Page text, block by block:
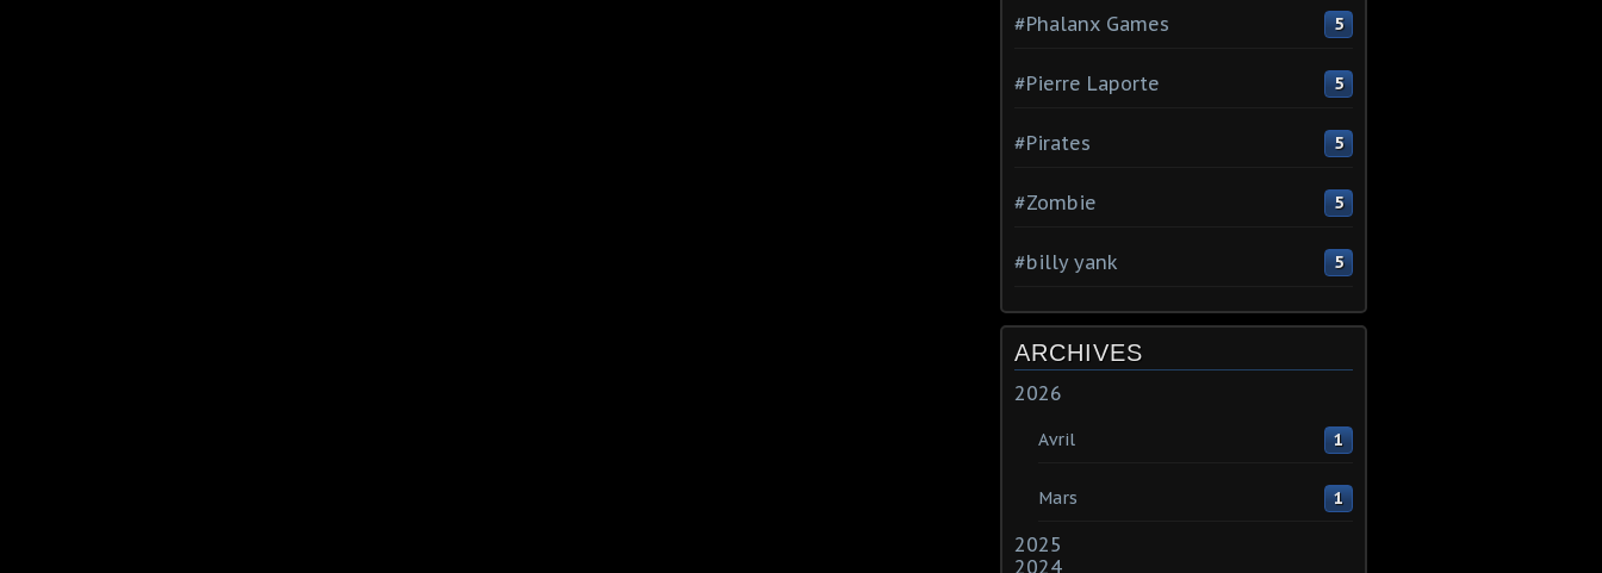
#Phalanx Games 5
#Pierre Laporte 5
#Pirates 5
#Zombie 5
#billy yank 5
ARCHIVES
2026
Avril 1
Mars 1
2025
2024